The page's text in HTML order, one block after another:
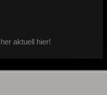
aktuell hier!